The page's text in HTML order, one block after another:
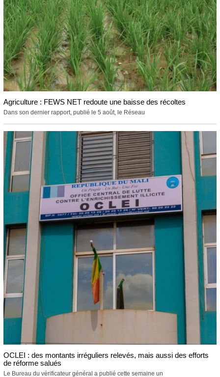
Agriculture : FEWS NET redoute une baisse des récoltes
Dans son dernier rapport, publié le 5 août, le Réseau
OCLEI : des montants irréguliers relevés, mais aussi des efforts
de réforme salués
Le Bureau du vérificateur général a publié cette semaine un